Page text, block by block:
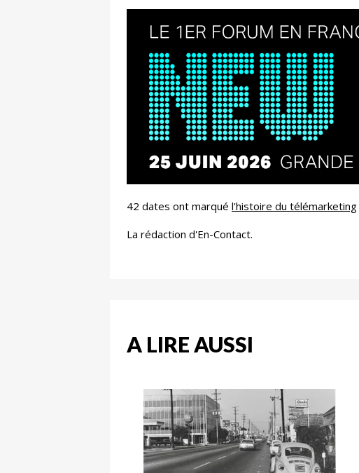
42 dates ont marqué l'histoire du télémarketing
La rédaction d'En-Contact.
A LIRE AUSSI